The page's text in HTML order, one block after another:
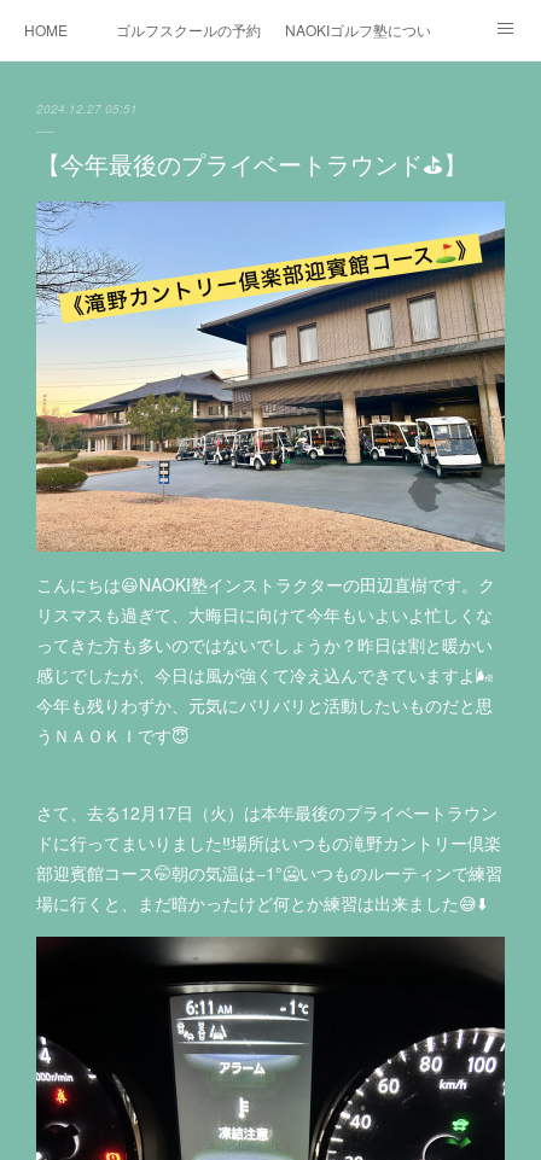
HOME ゴルフスクールの予約状況NAOKIゴルフ塾について
インスタグラム X
2024.12.27 05:51
【今年最後のプライベートラウンド⛳️】
こんにちは😃NAOKI塾インストラクターの田辺直樹です。ク
リスマスも過ぎて、大晦日に向けて今年もいよいよ忙しくな
ってきた方も多いのではないでしょうか？昨日は割と暖かい
感じでしたが、今日は風が強くて冷え込んできていますよ🌬
今年も残りわずか、元気にバリバリと活動したいものだと思
うＮＡＯＫＩです😇
さて、去る12月17日（火）は本年最後のプライベートラウン
ドに行ってまいりました‼️場所はいつもの滝野カントリー倶楽
部迎賓館コース🤭朝の気温は−1°🥶いつものルーティンで練習
場に行くと、まだ暗かったけど何とか練習は出来ました😅⬇️